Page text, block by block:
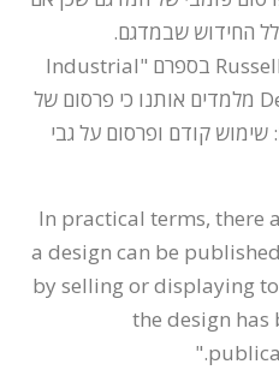
החידוש שבמדגם.
המלומדים Russell-Clarke and Howe בספרם "Industrial
Designs", 7th ed. 2005, p. 108 מלמדים אותנו כי פרסום של
קודם ופרסום על גבי
"In practical terms, there
a design can be
by selling or displaying
the design